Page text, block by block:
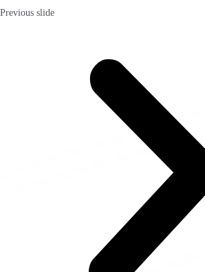
Previous slide